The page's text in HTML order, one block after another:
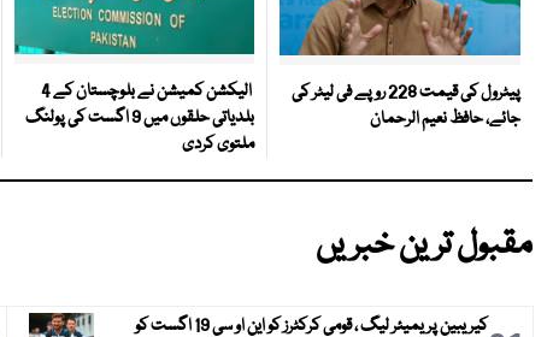
پیٹرول کی قیمت 228 روپے فی لیٹر کی
جائے، حافظ نعیم الرحمان
الیکشن کمیشن نے بلوچستان کے 4
بلدیاتی حلقوں میں 9 اگست کی پولنگ
ملتوی کردی
مقبول ترین خبریں
کیریبین پریمیئر لیگ ، قومی کرکٹرز کو این او سی 19 اگست کو